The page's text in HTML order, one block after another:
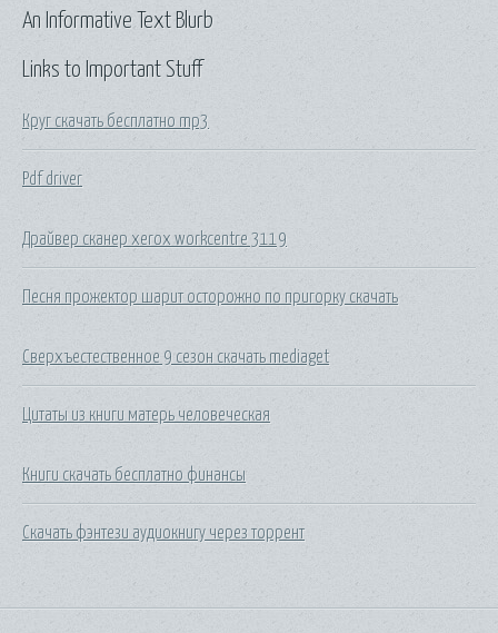
Links to Important Stuff
Круг скачать бесплатно mp3
Pdf driver
Драйвер сканер xerox workcentre 3119
Песня прожектор шарит осторожно по пригорку скачать
Сверхъестественное 9 сезон скачать mediaget
Цитаты из книги матерь человеческая
Книги скачать бесплатно финансы
Скачать фэнтези аудиокнигу через торрент
An Informative Text Blurb